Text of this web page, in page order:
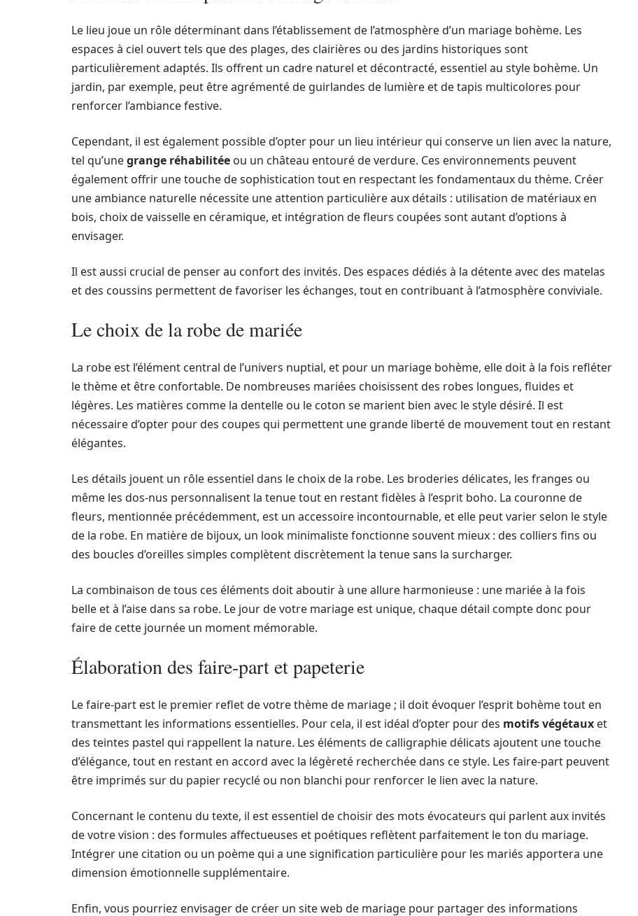
Le lieu joue un rôle déterminant dans l’établissement de l’atmosphère d’un mariage bohème. Les
espaces à ciel ouvert tels que des plages, des clairières ou des jardins historiques sont
particulièrement adaptés. Ils offrent un cadre naturel et décontracté, essentiel au style bohème. Un
jardin, par exemple, peut être agrémenté de guirlandes de lumière et de tapis multicolores pour
renforcer l’ambiance festive.
Cependant, il est également possible d’opter pour un lieu intérieur qui conserve un lien avec la nature,
tel qu’unegrange réhabilitée ou un château entouré de verdure. Ces environnements peuvent
également offrir une touche de sophistication tout en respectant les fondamentaux du thème. Créer
une ambiance naturelle nécessite une attention particulière aux détails : utilisation de matériaux en
bois, choix de vaisselle en céramique, et intégration de fleurs coupées sont autant d’options à
envisager.
Il est aussi crucial de penser au confort des invités. Des espaces dédiés à la détente avec des matelas
et des coussins permettent de favoriser les échanges, tout en contribuant à l’atmosphère conviviale.
Le choix de la robe de mariée
La robe est l’élément central de l’univers nuptial, et pour un mariage bohème, elle doit à la fois refléter
le thème et être confortable. De nombreuses mariées choisissent des robes longues, fluides et
légères. Les matières comme la dentelle ou le coton se marient bien avec le style désiré. Il est
nécessaire d’opter pour des coupes qui permettent une grande liberté de mouvement tout en restant
élégantes.
Les détails jouent un rôle essentiel dans le choix de la robe. Les broderies délicates, les franges ou
même les dos-nus personnalisent la tenue tout en restant fidèles à l’esprit boho. La couronne de
fleurs, mentionnée précédemment, est un accessoire incontournable, et elle peut varier selon le style
de la robe. En matière de bijoux, un look minimaliste fonctionne souvent mieux : des colliers fins ou
des boucles d’oreilles simples complètent discrètement la tenue sans la surcharger.
La combinaison de tous ces éléments doit aboutir à une allure harmonieuse : une mariée à la fois
belle et à l’aise dans sa robe. Le jour de votre mariage est unique, chaque détail compte donc pour
faire de cette journée un moment mémorable.
Élaboration des faire-part et papeterie
Le faire-part est le premier reflet de votre thème de mariage ; il doit évoquer l’esprit bohème tout en
transmettant les informations essentielles. Pour cela, il est idéal d’opter pour des motifs végétaux et
des teintes pastel qui rappellent la nature. Les éléments de calligraphie délicats ajoutent une touche
d’élégance, tout en restant en accord avec la légèreté recherchée dans ce style. Les faire-part peuvent
être imprimés sur du papier recyclé ou non blanchi pour renforcer le lien avec la nature.
Concernant le contenu du texte, il est essentiel de choisir des mots évocateurs qui parlent aux invités
de votre vision : des formules affectueuses et poétiques reflètent parfaitement le ton du mariage.
Intégrer une citation ou un poème qui a une signification particulière pour les mariés apportera une
dimension émotionnelle supplémentaire.
Enfin, vous pourriez envisager de créer un site web de mariage pour partager des informations